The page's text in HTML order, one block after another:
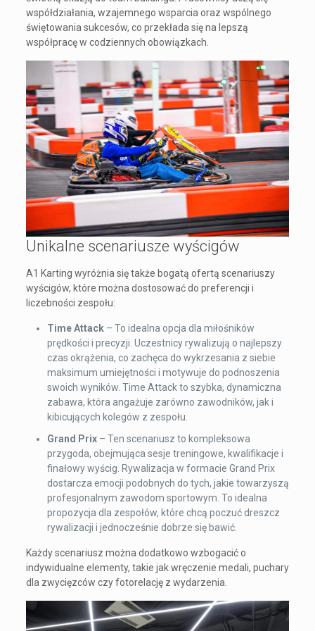
współdziałania, wzajemnego wsparcia oraz wspólnego
świętowania sukcesów, co przekłada się na lepszą
współpracę w codziennych obowiązkach.
Unikalne scenariusze wyścigów
A1 Karting wyróżnia się także bogatą ofertą scenariuszy
wyścigów, które można dostosować do preferencji i
liczebności zespołu:
Time Attack– To idealna opcja dla miłośników
prędkości i precyzji. Uczestnicy rywalizują o najlepszy
czas okrążenia, co zachęca do wykrzesania z siebie
maksimum umiejętności i motywuje do podnoszenia
swoich wyników. Time Attack to szybka, dynamiczna
zabawa, która angażuje zarówno zawodników, jak i
kibicujących kolegów z zespołu.
Grand Prix– Ten scenariusz to kompleksowa
przygoda, obejmująca sesje treningowe, kwalifikacje i
finałowy wyścig. Rywalizacja w formacie Grand Prix
dostarcza emocji podobnych do tych, jakie towarzyszą
profesjonalnym zawodom sportowym. To idealna
propozycja dla zespołów, które chcą poczuć dreszcz
rywalizacji i jednocześnie dobrze się bawić.
Każdy scenariusz można dodatkowo wzbogacić o
indywidualne elementy, takie jak wręczenie medali, puchary
dla zwycięzców czy fotorelację z wydarzenia.